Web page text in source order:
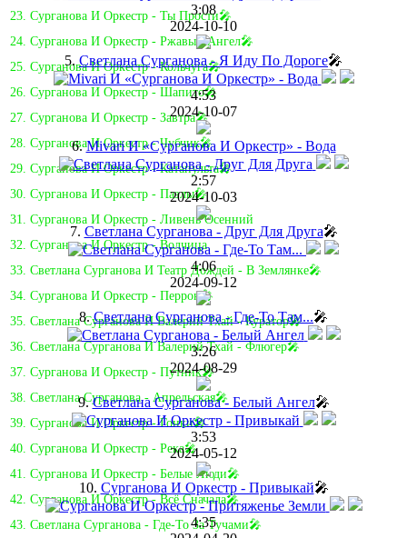
23. Сурганова И Оркестр - Ты Прости🎤
24. Сурганова И Оркестр - Ржавый Ангел🎤
25. Сурганова И Оркестр - Кольчуга🎤
26. Сурганова И Оркестр - Шапито🎤
27. Сурганова И Оркестр - Завтра🎤
28. Сурганова И Оркестр - Чубчик🎤
29. Сурганова И Оркестр - Катапульта🎤
30. Сурганова И Оркестр - Пазлы🎤
31. Сурганова И Оркестр - Ливень Осенний
32. Сурганова И Оркестр - Волчица
33. Светлана Сурганова И Театр Дождей - В Землянке🎤
34. Сурганова И Оркестр - Перрон🎤
35. Светлана Сурганова И Валерий Тхай - Куратор🎤
36. Светлана Сурганова И Валерий Тхай - Флюгер🎤
37. Сурганова И Оркестр - Путник🎤
38. Светлана Сурганова - Апрельская🎤
39. Сурганова И Оркестр - Гонки🎤
40. Сурганова И Оркестр - Река🎤
41. Сурганова И Оркестр - Белые Люди🎤
42. Сурганова И Оркестр - Всё Сначала🎤
43. Светлана Сурганова - Где-То За Тучами🎤
3:08
2024-10-10
5. Светлана Сурганова - Я Иду По Дороге🎤
4:53
2024-10-07
6.Mivari И «Сурганова И Оркестр» - Вода
2:57
2024-10-03
7. Светлана Сурганова - Друг Для Друга🎤
4:06
2024-09-12
8.Светлана Сурганова - Где-То Там...🎤
3:26
2024-08-29
9.Светлана Сурганова - Белый Ангел🎤
3:53
2024-05-12
10. Сурганова И Оркестр - Привыкай🎤
4:35